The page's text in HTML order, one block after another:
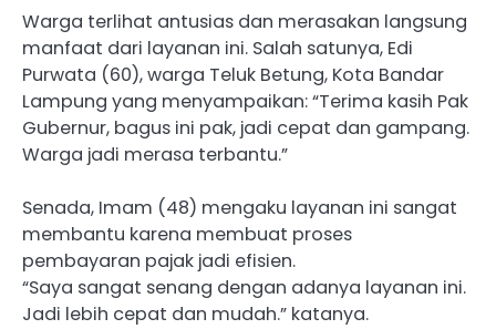
Warga terlihat antusias dan merasakan langsung
manfaat dari layanan ini. Salah satunya, Edi
Purwata (60), warga Teluk Betung, Kota Bandar
Lampung yang menyampaikan: “Terima kasih Pak
Gubernur, bagus ini pak, jadi cepat dan gampang.
Warga jadi merasa terbantu.”
Senada, Imam (48) mengaku layanan ini sangat
membantu karena membuat proses
pembayaran pajak jadi efisien.
“Saya sangat senang dengan adanya layanan ini.
Jadi lebih cepat dan mudah.” katanya.